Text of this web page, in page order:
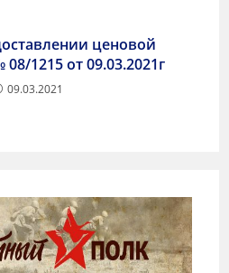
ценовой
1215 от 09.03.2021г
09.03.2021